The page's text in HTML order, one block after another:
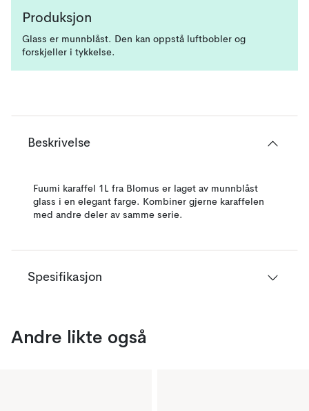
Produksjon
Glass er munnblåst. Den kan oppstå luftbobler og
forskjeller i tykkelse.
Beskrivelse
Fuumi karaffel 1L fra Blomus er laget av munnblåst
glass i en elegant farge. Kombiner gjerne karaffelen
med andre deler av samme serie.
Spesifikasjon
Andre likte også